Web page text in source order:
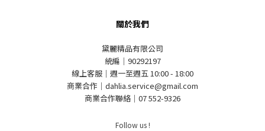
關於我們
黛麗精品有限公司
統編｜90292197
線上客服｜週一至週五 10:00 - 18:00
商業合作｜dahlia.service@gmail.com
商業合作聯絡｜07 552-9326
Follow us !